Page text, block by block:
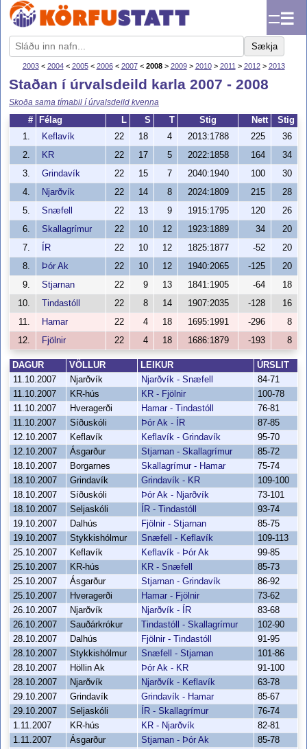
☰
Sækja
2003< 2004< 2005< 2006< 2007< 2008> 2009> 2010> 2011 > 2012> 2013
Staðan í úrvalsdeild karla 2007 - 2008
Skoða sama tímabil í úrvalsdeild kvenna
#
Félag L S T Stig Nett
Stig
1.
Keflavík 22 18 4 2013:1788 225
36
2.
KR 22 17 5 2022:1858 164
34
3.
Grindavík 22 15 7 2040:1940 100
30
4.
Njarðvík 22 14 8 2024:1809 215
28
5.
Snæfell 22 13 9 1915:1795 120
26
6.
Skallagrímur 22 10 12 1923:1889 34
20
7.
ÍR 22 10 12 1825:1877 -52
20
8.
Þór Ak 22 10 12 1940:2065 -125
20
9.
Stjarnan 22 9 13 1841:1905 -64
18
10.
Tindastóll 22 8 14 1907:2035 -128
16
11.
Hamar 22 4 18 1695:1991 -296
8
12.
Fjölnir 22 4 18 1686:1879 -193 8
DAGUR VÖLLUR LEIKUR
ÚRSLIT
11.10.2007
Njarðvík Njarðvík - Snæfell
84-71
11.10.2007
KR-hús KR - Fjölnir
100-78
11.10.2007
Hveragerði Hamar - Tindastóll
76-81
11.10.2007
Síðuskóli Þór Ak - ÍR
87-85
12.10.2007
Keflavík Keflavík - Grindavík
95-70
12.10.2007
Ásgarður Stjarnan - Skallagrímur
85-72
18.10.2007
Borgarnes Skallagrímur - Hamar
75-74
18.10.2007
Grindavík Grindavík - KR
109-100
18.10.2007
Síðuskóli Þór Ak - Njarðvík
73-101
18.10.2007
Seljaskóli ÍR - Tindastóll
93-74
19.10.2007
Dalhús Fjölnir - Stjarnan
85-75
19.10.2007
Stykkishólmur Snæfell - Keflavík
109-113
25.10.2007
Keflavík Keflavík - Þór Ak
99-85
25.10.2007
KR-hús KR - Snæfell
85-73
25.10.2007
Ásgarður Stjarnan - Grindavík
86-92
25.10.2007
Hveragerði Hamar - Fjölnir
73-62
26.10.2007
Njarðvík Njarðvík - ÍR
83-68
26.10.2007
Sauðárkrókur Tindastóll - Skallagrímur
102-90
28.10.2007
Dalhús Fjölnir - Tindastóll
91-95
28.10.2007
Stykkishólmur Snæfell - Stjarnan
101-86
28.10.2007
Höllin Ak Þór Ak - KR
91-100
28.10.2007
Njarðvík Njarðvík - Keflavík
63-78
29.10.2007
Grindavík Grindavík - Hamar
85-67
29.10.2007
Seljaskóli ÍR - Skallagrímur
76-74
1.11.2007
KR-hús KR - Njarðvík
82-81
1.11.2007
Ásgarður Stjarnan - Þór Ak
85-78